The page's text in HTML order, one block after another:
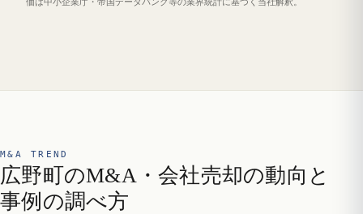
M&A TREND
広野町のM&A・会社売却の動向と
事例の調べ方